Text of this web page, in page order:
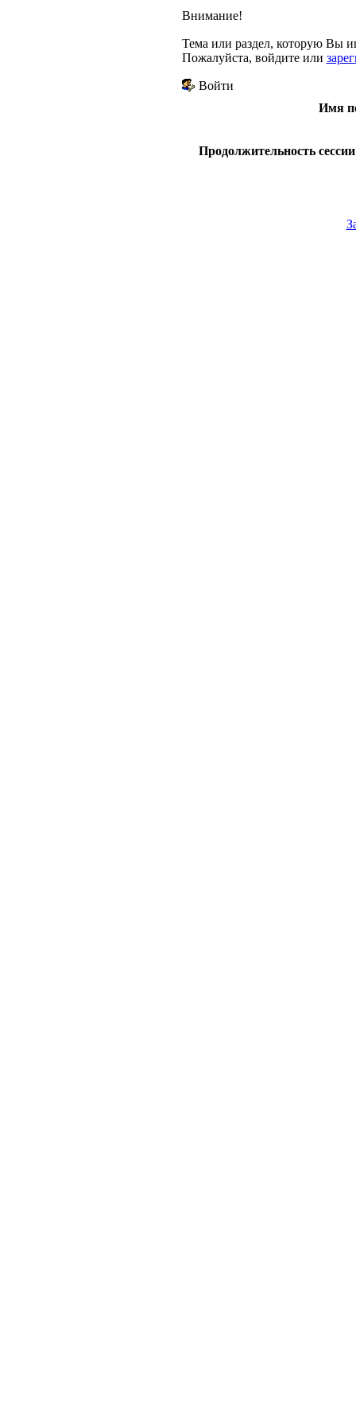
Внимание!
Тема или раздел, которую Вы
Пожалуйста, войдите или
Войти
Имя
Продолжительность